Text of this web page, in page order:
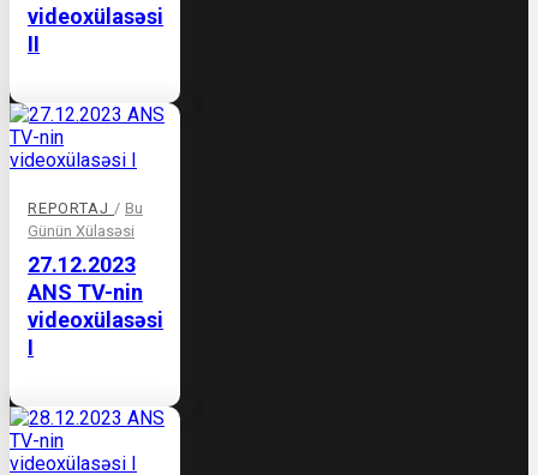
videoxülasəsi
II
REPORTAJ / Bu
Günün Xülasəsi
27.12.2023
ANS TV-nin
videoxülasəsi
I